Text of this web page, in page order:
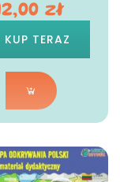
zł
KUP TERAZ